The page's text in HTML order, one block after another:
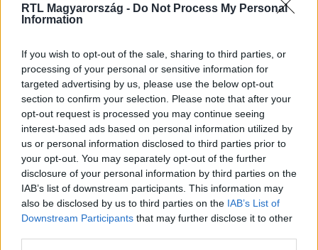
RTL Magyarország - Do Not Process My Personal
Information
If you wish to opt-out of the sale, sharing to third parties, or
processing of your personal or sensitive information for
targeted advertising by us, please use the below opt-out
section to confirm your selection. Please note that after your
opt-out request is processed you may continue seeing
interest-based ads based on personal information utilized by
us or personal information disclosed to third parties prior to
your opt-out. You may separately opt-out of the further
disclosure of your personal information by third parties on the
IAB’s list of downstream participants. This information may
also be disclosed by us to third parties on the IAB’s List of
Downstream Participants that may further disclose it to other
legyen a Google-találatokban!
Kövess minket, és értesülj a friss hírekről a